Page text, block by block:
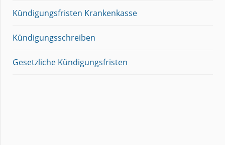
Kündigungsfristen Krankenkasse
Kündigungsschreiben
Gesetzliche Kündigungsfristen